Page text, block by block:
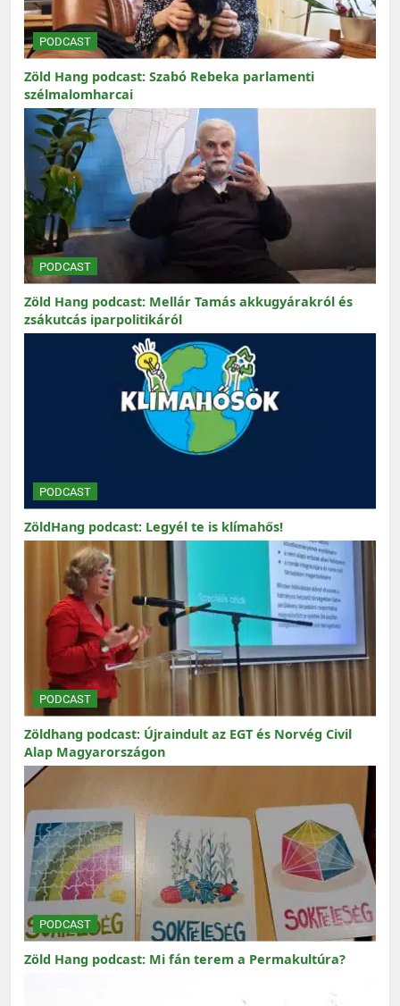
PODCAST
Zöld Hang podcast: Szabó Rebeka parlamenti
szélmalomharcai
PODCAST
Zöld Hang podcast: Mellár Tamás akkugyárakról és
zsákutcás iparpolitikáról
PODCAST
ZöldHang podcast: Legyél te is klímahős!
PODCAST
Zöldhang podcast: Újraindult az EGT és Norvég Civil
Alap Magyarországon
PODCAST
Zöld Hang podcast: Mi fán terem a Permakultúra?